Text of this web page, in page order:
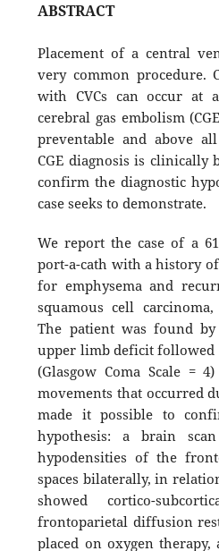
ABSTRACT
Placement of a central
very common procedure.
with CVCs can occur at
cerebral gas embolism
preventable and above
CGE diagnosis is clinically
confirm the diagnostic
case seeks to demonstrate.
We report the case of a
port-a-cath with a history
for emphysema and
squamous cell
The patient was found
upper limb deficit followed
(Glasgow Coma Scale =
movements that occurred
made it possible to
hypothesis: a brain
hypodensities of the
spaces bilaterally, in
showed cortico-
frontoparietal diffusion
placed on oxygen